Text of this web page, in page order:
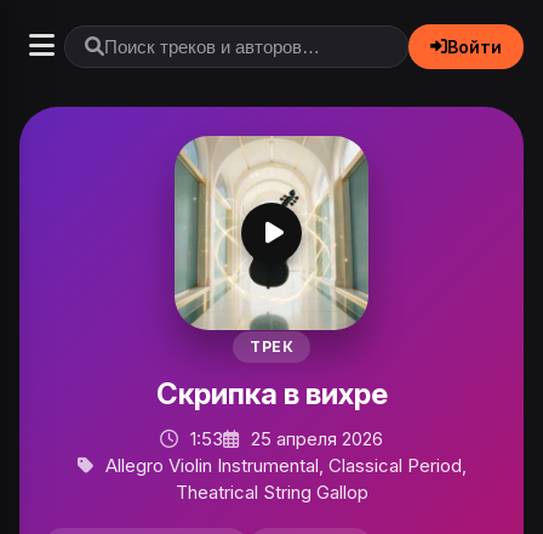
Войти
ТРЕК
Скрипка в вихре
1:53
25 апреля 2026
Allegro Violin Instrumental, Classical Period,
Theatrical String Gallop